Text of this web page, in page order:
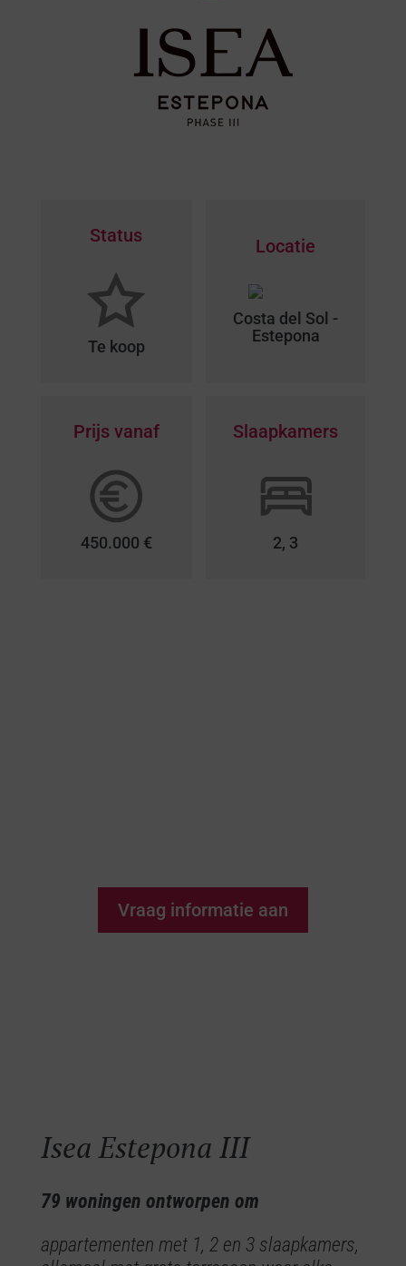
Status
Te koop
Locatie
Costa del Sol -
Estepona
Prijs vanaf
450.000 €
Slaapkamers
2, 3
Vraag informatie aan
Isea Estepona III
79 woningen ontworpen om
appartementen met 1, 2 en 3 slaapkamers,